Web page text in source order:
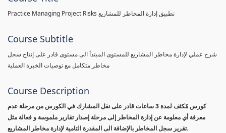
Practice Managing Project Risks تطبيق إدارة المخاطر للمشاريع
Course Subtitle
شرح عملي لإدارة مخاطر المشاريع للمستوى المبتدأ الى مستوى قادر على إنتاج سجل
مخاطر متكامل مع توصيات الخبرة العملية
Course Description
كورس مٌكثف لمدة 3 ساعات قادر على نقل المشارك في الكورس من مرحلة عدم
معرفة أي معلومة عن إدارة المخاطر إلى مرحلة إصدار تقارير ملموسة و فعالة مثل
تقرير سجل المخاطر بالإضافة الى المقدرة التامية لإدارة مخاطر المشاريع.